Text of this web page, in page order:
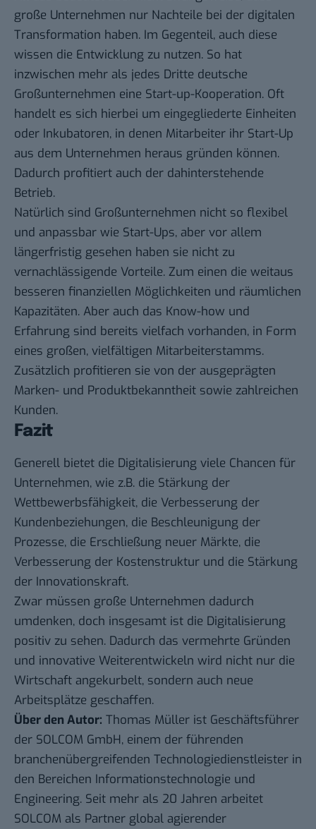
große Unternehmen nur Nachteile bei der digitalen
Transformation haben. Im Gegenteil, auch diese
wissen die Entwicklung zu nutzen. So hat
inzwischen mehr als jedes Dritte deutsche
Großunternehmen eine Start-up-Kooperation. Oft
handelt es sich hierbei um eingegliederte Einheiten
oder Inkubatoren, in denen Mitarbeiter ihr Start-Up
aus dem Unternehmen heraus gründen können.
Dadurch profitiert auch der dahinterstehende
Betrieb.
Natürlich sind Großunternehmen nicht so flexibel
und anpassbar wie Start-Ups, aber vor allem
längerfristig gesehen haben sie nicht zu
vernachlässigende Vorteile. Zum einen die weitaus
besseren finanziellen Möglichkeiten und räumlichen
Kapazitäten. Aber auch das Know-how und
Erfahrung sind bereits vielfach vorhanden, in Form
eines großen, vielfältigen Mitarbeiterstamms.
Zusätzlich profitieren sie von der ausgeprägten
Marken- und Produktbekanntheit sowie zahlreichen
Kunden.
Fazit
Generell bietet die Digitalisierung viele Chancen für
Unternehmen, wie z.B. die Stärkung der
Wettbewerbsfähigkeit, die Verbesserung der
Kundenbeziehungen, die Beschleunigung der
Prozesse, die Erschließung neuer Märkte, die
Verbesserung der Kostenstruktur und die Stärkung
der Innovationskraft.
Zwar müssen große Unternehmen dadurch
umdenken, doch insgesamt ist die Digitalisierung
positiv zu sehen. Dadurch das vermehrte Gründen
und innovative Weiterentwickeln wird nicht nur die
Wirtschaft angekurbelt, sondern auch neue
Arbeitsplätze geschaffen.
Über den Autor: Thomas Müller ist Geschäftsführer
der SOLCOM GmbH, einem der führenden
branchenübergreifenden Technologiedienstleister in
den Bereichen Informationstechnologie und
Engineering. Seit mehr als 20 Jahren arbeitet
SOLCOM als Partner global agierender